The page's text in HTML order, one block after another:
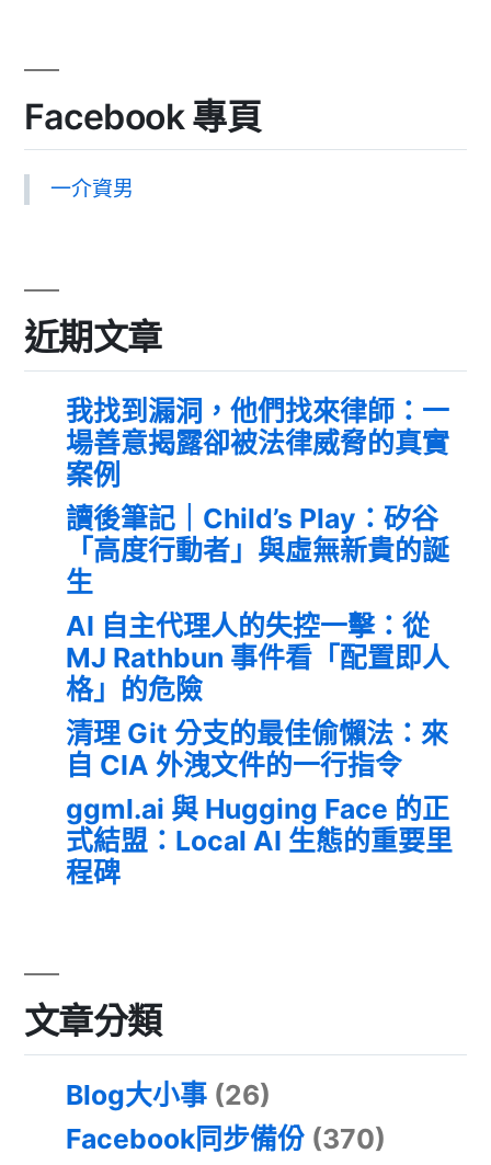
Facebook 專頁
一介資男
近期文章
我找到漏洞，他們找來律師：一
場善意揭露卻被法律威脅的真實
案例
讀後筆記｜Child’s Play：矽谷
「高度行動者」與虛無新貴的誕
生
AI 自主代理人的失控一擊：從
MJ Rathbun 事件看「配置即人
格」的危險
清理 Git 分支的最佳偷懶法：來
自 CIA 外洩文件的一行指令
ggml.ai 與 Hugging Face 的正
式結盟：Local AI 生態的重要里
程碑
文章分類
Blog大小事 (26)
Facebook同步備份 (370)